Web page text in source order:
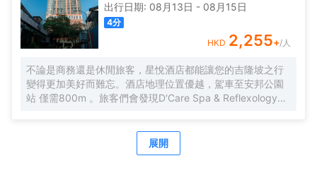
出行日期: 08月13日 - 08月15日
4分
HKD 2,255+/人
不論是商務還是休閒旅客，星悅酒店都能讓您的吉隆坡之行
變得更加美好而難忘。酒店地理位置優越，駕車至安邦公園
站 僅需800m 。旅客們會發現D'Care Spa & Reflexology、
客，酒店還為您提供了瓶裝水。除此之外，配備有拖鞋和24
小時熱水的浴室是您消除一天疲勞的好地方。在空閒的時
展開